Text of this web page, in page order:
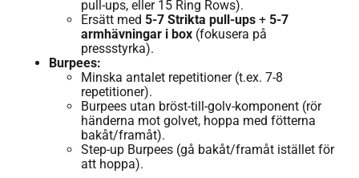
pull-ups, eller 15 Ring Rows).
Ersätt med 5-7 Strikta pull-ups + 5-7
armhävningar i box (fokusera på
pressstyrka).
Burpees:
Minska antalet repetitioner (t.ex. 7-8
repetitioner).
Burpees utan bröst-till-golv-komponent (rör
händerna mot golvet, hoppa med fötterna
bakåt/framåt).
Step-up Burpees (gå bakåt/framåt istället för
att hoppa).